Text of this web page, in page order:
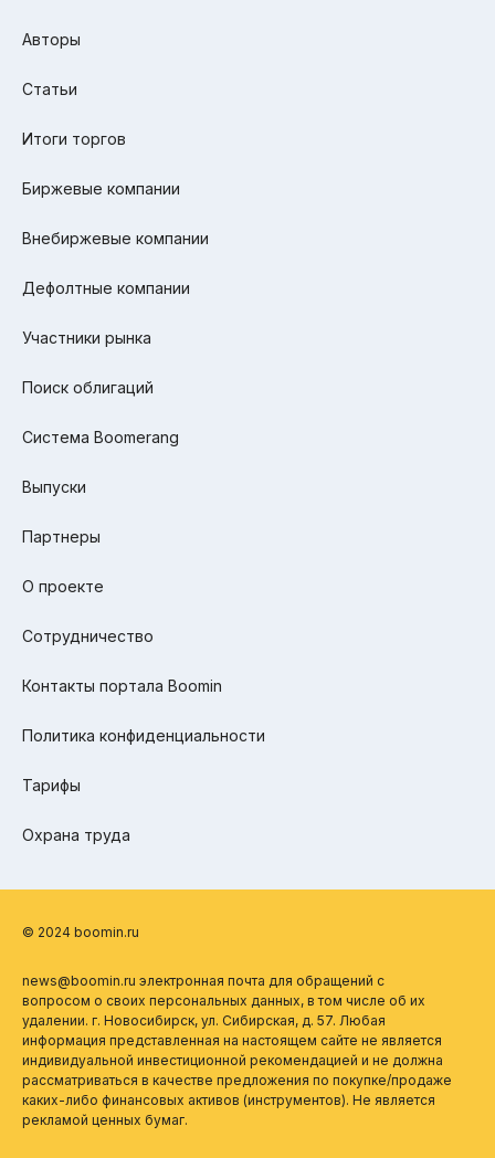
Авторы
Статьи
Итоги торгов
Биржевые компании
Внебиржевые компании
Дефолтные компании
Участники рынка
Поиск облигаций
Система Boomerang
Выпуски
Партнеры
О проекте
Сотрудничество
Контакты портала Boomin
Политика конфиденциальности
Тарифы
Охрана труда
© 2024 boomin.ru
news@boomin.ru электронная почта для обращений с
вопросом о своих персональных данных, в том числе об их
удалении. г. Новосибирск, ул. Сибирская, д. 57. Любая
информация представленная на настоящем сайте не является
индивидуальной инвестиционной рекомендацией и не должна
рассматриваться в качестве предложения по покупке/продаже
каких-либо финансовых активов (инструментов). Не является
рекламой ценных бумаг.